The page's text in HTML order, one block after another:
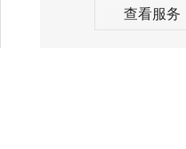
查看服务